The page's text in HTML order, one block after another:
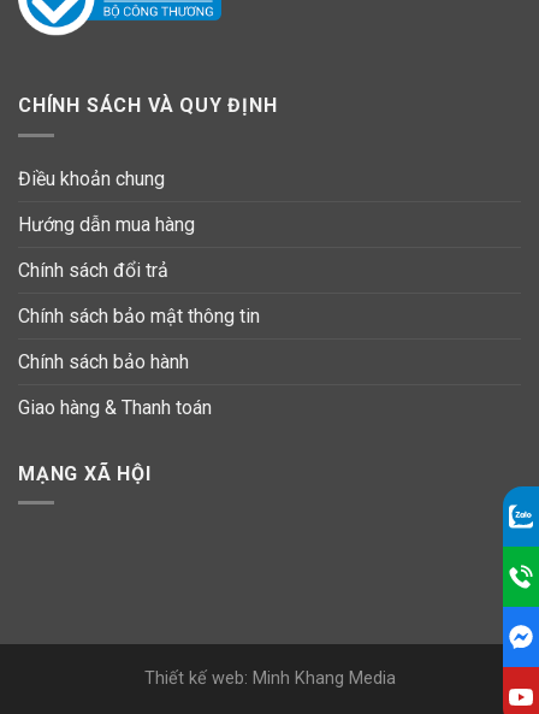
CHÍNH SÁCH VÀ QUY ĐỊNH
Điều khoản chung
Hướng dẫn mua hàng
Chính sách đổi trả
Chính sách bảo mật thông tin
Chính sách bảo hành
Giao hàng & Thanh toán
MẠNG XÃ HỘI
Thiết kế web: Minh Khang Media